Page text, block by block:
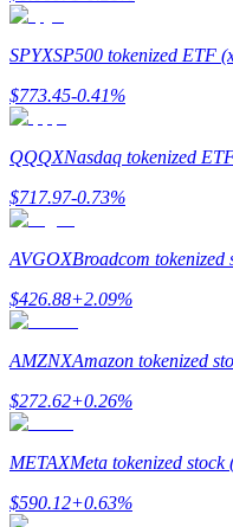
Przewodnik
Przewodnik dla
Strategie handlowe
Dowiedz się, jak
SPYXSP500 tokenized ETF
$773.45-0.41%
QQQXNasdaq tokenized
$717.97-0.73%
AVGOXBroadcom tokenized
$426.88+2.09%
AMZNXAmazon tokenized
$272.62+0.26%
METAXMeta tokenized stock
$590.12+0.63%